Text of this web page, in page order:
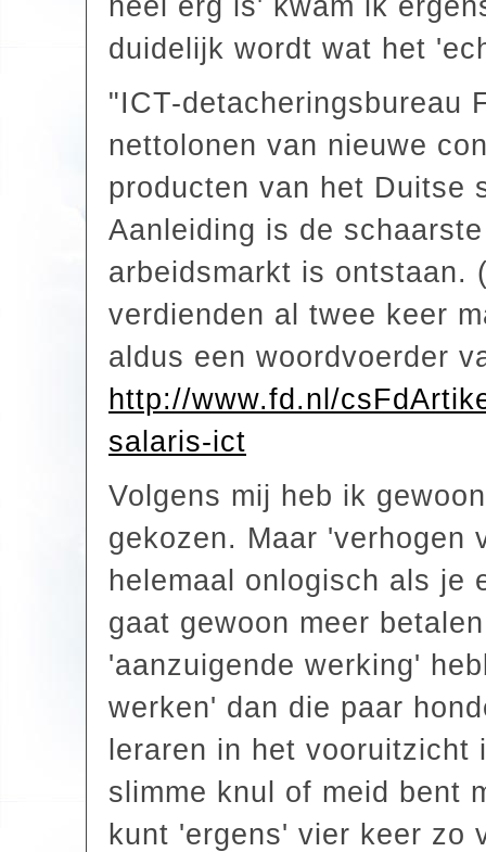
duidelijk wordt wat het
"ICT-detacheringsbureau
nettolonen van nieuwe
producten van het Duitse
Aanleiding is de
arbeidsmarkt is ontstaan.
verdienden al twee keer
aldus een woordvoerder
http://www.fd.nl/
salaris-ict
Volgens mij heb ik
gekozen. Maar 'verhogen
helemaal onlogisch als je
gaat gewoon meer
'aanzuigende werking'
werken' dan die paar
leraren in het
slimme knul of meid bent
kunt 'ergens' vier keer zo